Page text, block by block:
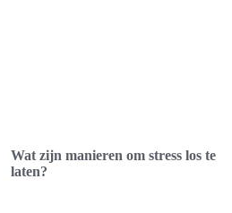
Wat zijn manieren om stress los te
laten?